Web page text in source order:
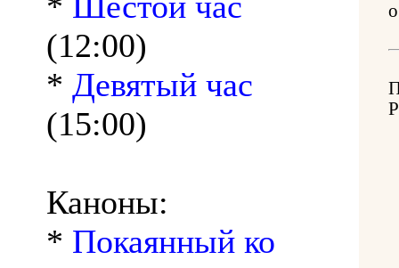
(12:00)
* Девятый час
(15:00)
Каноны:
* Покаянный ко